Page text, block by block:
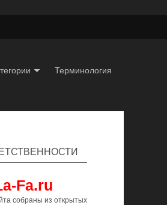
Терминология
Fa.ru
собраны из открытых